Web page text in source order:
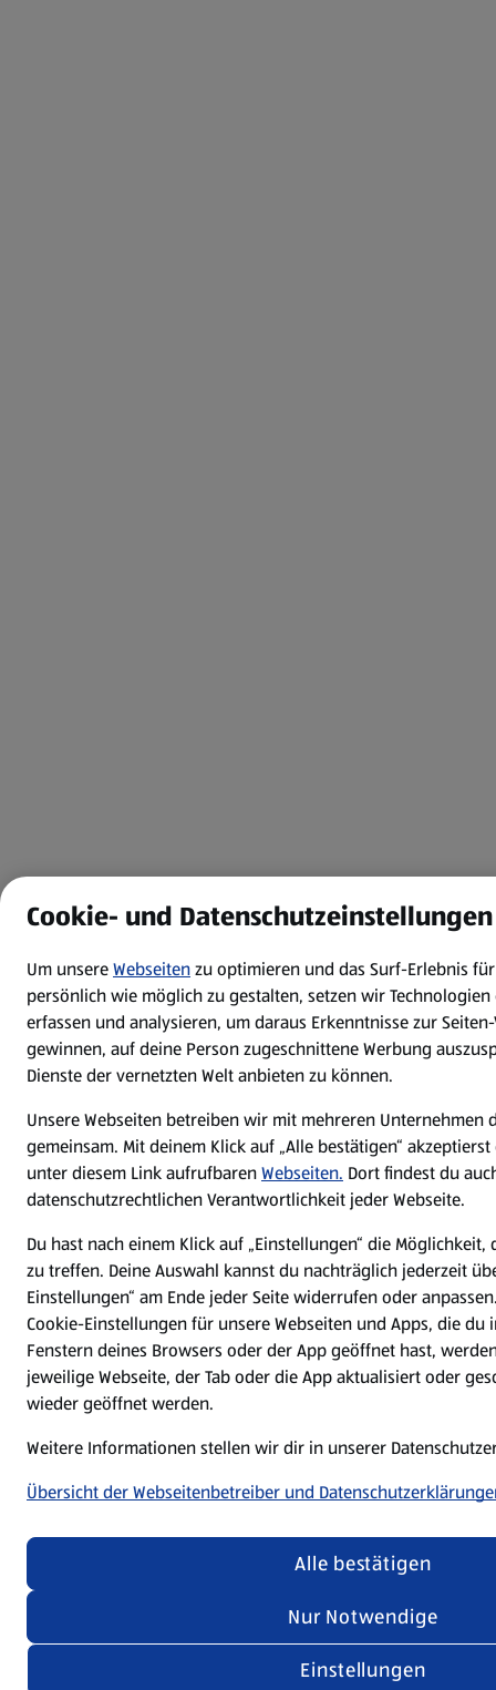
Cookie- und Datenschutzeinstellungen
Um unsereWebseitenzu optimieren und das Surf-Erlebnis
persönlich wie möglich zu gestalten, setzen wir
erfassen und analysieren, um daraus Erkenntnisse zur
gewinnen, auf deine Person zugeschnittene Werbung
Dienste der vernetzten Welt anbieten zu können.
Unsere Webseiten betreiben wir mit mehreren Unternehmen
gemeinsam. Mit deinem Klick auf „Alle bestätigen“
unter diesem Link aufrufbarenWebseiten. Dort findest du
datenschutzrechtlichen Verantwortlichkeit jeder Webseite.
Du hast nach einem Klick auf „Einstellungen“ die
zu treffen. Deine Auswahl kannst du nachträglich jederzeit
Einstellungen“ am Ende jeder Seite widerrufen oder
Cookie-Einstellungen für unsere Webseiten und Apps, die du
Fenstern deines Browsers oder der App geöffnet hast,
jeweilige Webseite, der Tab oder die App aktualisiert oder
wieder geöffnet werden.
Weitere Informationen stellen wir dir in unserer
Übersicht der Webseitenbetreiber und
Einstellungen
Nur Notwendige
Alle bestätigen